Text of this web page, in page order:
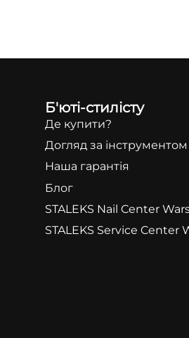
Б'юті-стилісту
Де купити?
Догляд за інструментом
Наша гарантія
Блог
STALEKS Nail Center
STALEKS Service Center